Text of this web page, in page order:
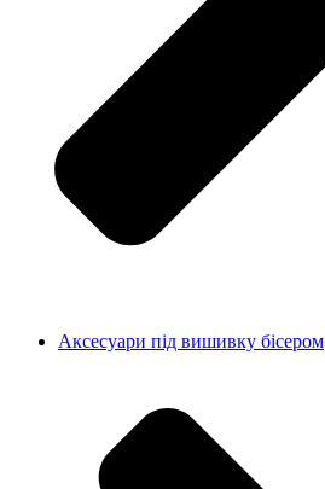
Аксесуари під вишивку бісером